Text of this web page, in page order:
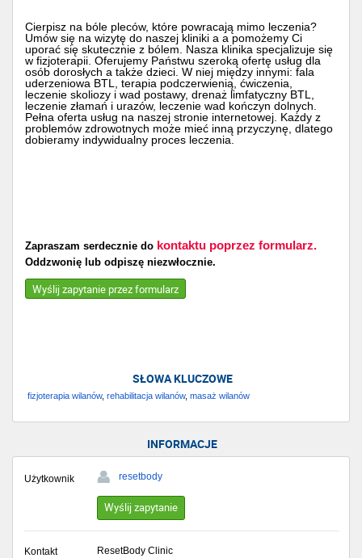
Cierpisz na bóle pleców, które powracają mimo leczenia?
Umów się na wizytę do naszej kliniki a a pomożemy Ci
uporać się skutecznie z bólem. Nasza klinika specjalizuje się
w fizjoterapii. Oferujemy Państwu szeroką ofertę usług dla
osób dorosłych a także dzieci. W niej między innymi: fala
uderzeniowa BTL, terapia podczerwienią, ćwiczenia,
leczenie skoliozy i wad postawy, drenaż limfatyczny BTL,
leczenie złamań i urazów, leczenie wad kończyn dolnych.
Pełna oferta usług na naszej stronie internetowej. Każdy z
problemów zdrowotnych może mieć inną przyczynę, dlatego
dobieramy indywidualny proces leczenia.
Zapraszam serdecznie do kontaktu poprzez formularz.
Oddzwonię lub odpiszę niezwłocznie.
Wyślij zapytanie przez formularz
SŁOWA KLUCZOWE
fizjoterapia wilanów, rehabilitacja wilanów, masaż wilanów
INFORMACJE
Użytkownik resetbody
Wyślij zapytanie
Kontakt
ResetBody Clinic